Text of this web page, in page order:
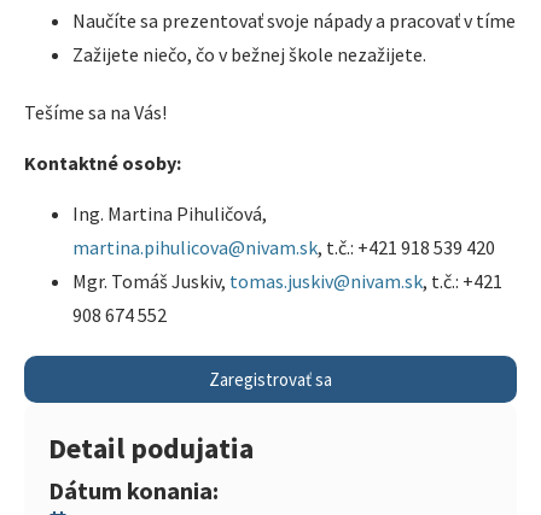
Naučíte sa prezentovať svoje nápady a pracovať v tíme
Zažijete niečo, čo v bežnej škole nezažijete.
Tešíme sa na Vás!
Kontaktné osoby:
Ing. Martina Pihuličová,
martina.pihulicova@nivam.sk, t.č.: +421 918 539 420
Mgr. Tomáš Juskiv, tomas.juskiv@nivam.sk, t.č.: +421
908 674 552
Zaregistrovať sa
Detail podujatia
Dátum konania: